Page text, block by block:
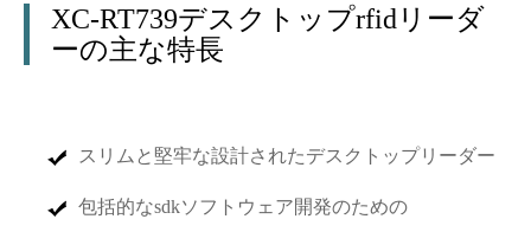
XC-RT739デスクトップrfidリーダ
ーの主な特長
スリムと堅牢な設計されたデスクトップリーダー
包括的なsdkソフトウェア開発のための